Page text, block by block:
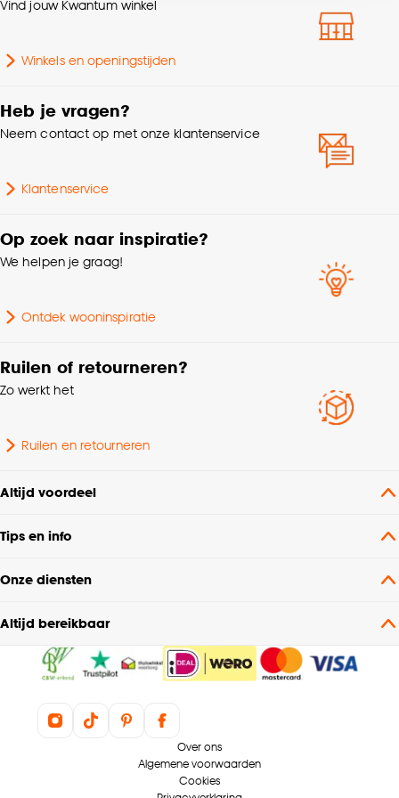
accepteren door op ‘Cookies aanpassen’ te
kan aanpassen, bekijk hiervoor onze
cookieverklaring
Vind jouw Kwantum winkel
Winkels en openingstijden
Heb je vragen?
Neem contact op met onze klantenservice
Klantenservice
Op zoek naar inspiratie?
We helpen je graag!
Ontdek wooninspiratie
Ruilen of retourneren?
Zo werkt het
Ruilen en retourneren
Altijd voordeel
Tips en info
Onze diensten
Altijd bereikbaar
Over ons
Algemene voorwaarden
Cookies